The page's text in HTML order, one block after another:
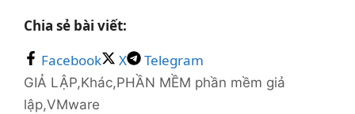
Chia sẻ bài viết:
Facebook
X Telegram
Danh
mục
GIẢ LẬP,Khác,PHẦN MỀM Thẻ
phần mềm giả
lập,VMware